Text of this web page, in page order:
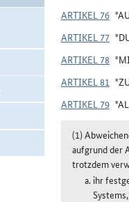
ARTIKEL 76
ARTIKEL 77
ARTIKEL 78
ARTIKEL 81
ARTIKEL 79
(1)
aufgrund der
trotzdem
ihr